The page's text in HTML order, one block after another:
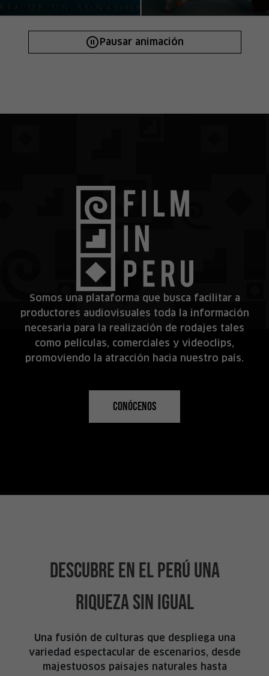
Pausar animación
Somos una plataforma que busca facilitar a
productores audiovisuales toda la información
necesaria para la realización de rodajes tales
como películas, comerciales y videoclips,
promoviendo la atracción hacia nuestro país.
Conócenos
DESCUBRE EN EL PERÚ UNA
RIQUEZA SIN IGUAL
Una fusión de culturas que despliega una
variedad espectacular de escenarios, desde
majestuosos paisajes naturales hasta